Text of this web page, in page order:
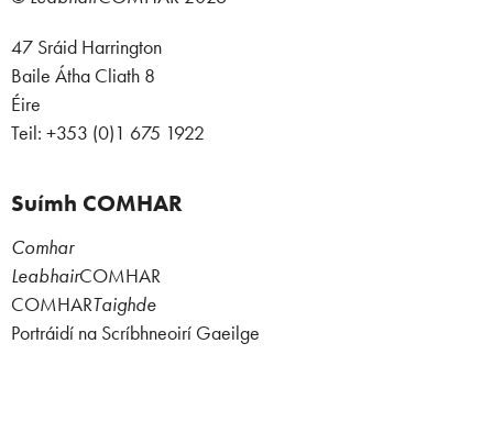
47 Sráid Harrington
Baile Átha Cliath 8
Éire
Teil: +353 (0)1 675 1922
Suímh COMHAR
Comhar
LeabhairCOMHAR
COMHARTaighde
Portráidí na Scríbhneoirí Gaeilge